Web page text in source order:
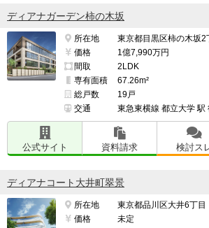
ディアナガーデン柿の木坂
所在地
東京都目黒区柿の木坂2
価格
1億7,990万円
間取
2LDK
専有面積
67.26m²
総戸数
19戸
交通
東急東横線 都立大学 駅
公式サイト 資料請求 検討ス
ディアナコート大井町翠景
所在地
東京都品川区大井6丁目
価格
未定